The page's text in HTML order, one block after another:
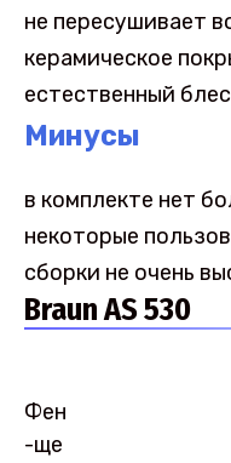
не пересушивает
керамическое
естественный
Минусы
в комплекте нет
некоторые
сборки не очень
Braun AS 530
Фен
-ще